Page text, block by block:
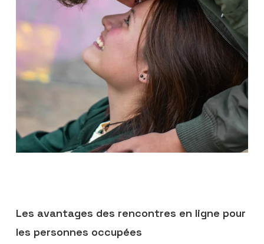
Les avantages des rencontres en ligne pour
les personnes occupées